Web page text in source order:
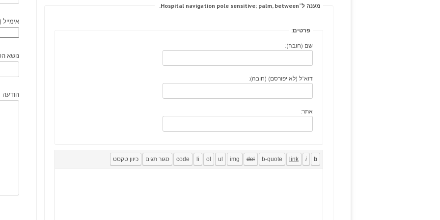
מענה ל־Hospital navigation pole sensitive; palm, between.
פרטים:
שם (חובה):
דוא"ל (לא יפורסם) (חובה):
אתר:
נושא
הודעה